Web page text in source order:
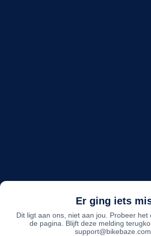
Er ging iets
Dit ligt aan ons, niet aan jou. Probeer het
de pagina. Blijft deze melding
support@bikebaze.com.